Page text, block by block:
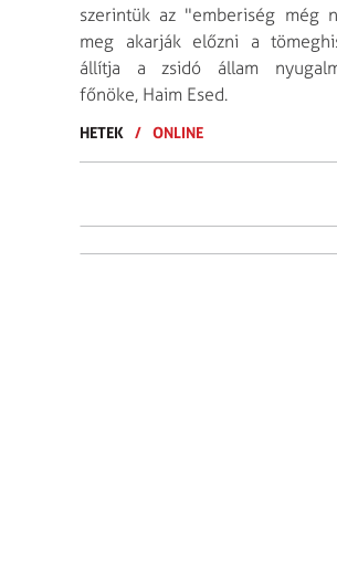
szerintük az "emberiség még
meg akarják előzni a
állítja a zsidó állam
főnöke, Haim Esed.
HETEK / ONLINE